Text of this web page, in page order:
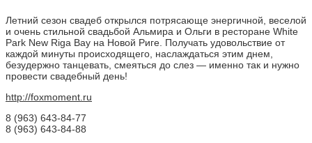
Летний сезон свадеб открылся потрясающе энергичной, веселой
и очень стильной свадьбой Альмира и Ольги в ресторане White
Park New Riga Bay на Новой Риге. Получать удовольствие от
каждой минуты происходящего, наслаждаться этим днем,
безудержно танцевать, смеяться до слез — именно так и нужно
провести свадебный день!
http://foxmoment.ru
8 (963) 643-84-77
8 (963) 643-84-88